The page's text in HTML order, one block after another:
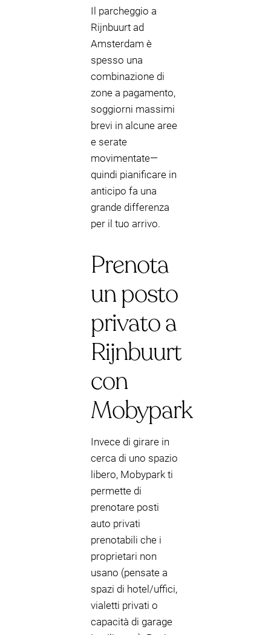
Il parcheggio a
Rijnbuurt ad
Amsterdam è
spesso una
combinazione di
zone a pagamento,
soggiorni massimi
brevi in alcune aree
e serate
movimentate—
quindi pianificare in
anticipo fa una
grande differenza
per il tuo arrivo.
Prenota
un posto
privato a
Rijnbuurt
con
Mobypark
Invece di girare in
cerca di uno spazio
libero, Mobypark ti
permette di
prenotare posti
auto privati
prenotabili che i
proprietari non
usano (pensate a
spazi di hotel/uffici,
vialetti privati o
capacità di garage